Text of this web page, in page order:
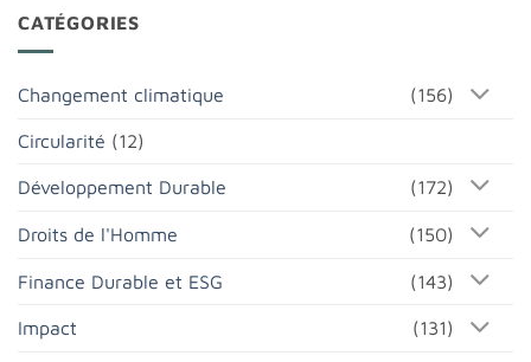
CATÉGORIES
Changement climatique (156)
Circularité (12)
Développement Durable (172)
Droits de l'Homme (150)
Finance Durable et ESG (143)
Impact (131)